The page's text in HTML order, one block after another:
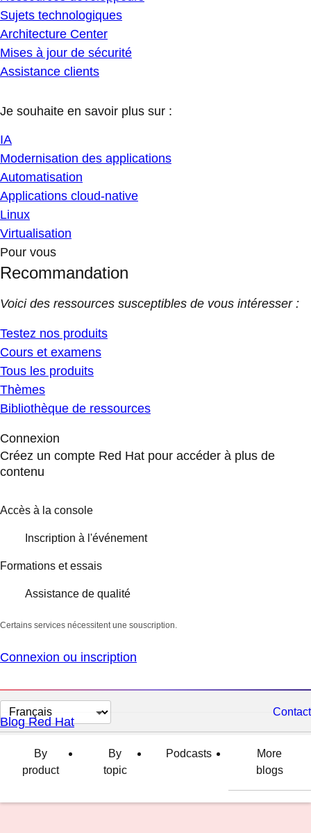
Sujets technologiques
Architecture Center
Mises à jour de sécurité
Assistance clients
Je souhaite en savoir plus sur :
IA
Modernisation des applications
Automatisation
Applications cloud-native
Linux
Virtualisation
Pour vous
Recommandation
Voici des ressources susceptibles de vous intéresser :
Testez nos produits
Cours et examens
Tous les produits
Thèmes
Bibliothèque de ressources
Connexion
Créez un compte Red Hat pour accéder à plus de
contenu
Accès à la console
Inscription à l'événement
Formations et essais
Assistance de qualité
Certains services nécessitent une souscription.
Connexion ou inscription
Changer
la
langue
Contact
Blog Red Hat
By
product
By
topic
Podcasts
More
blogs